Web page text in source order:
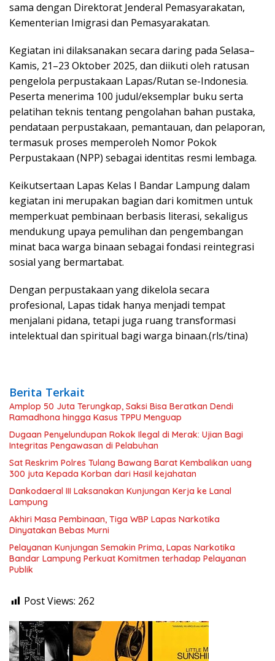
sama dengan Direktorat Jenderal Pemasyarakatan,
Kementerian Imigrasi dan Pemasyarakatan.
Kegiatan ini dilaksanakan secara daring pada Selasa–
Kamis, 21–23 Oktober 2025, dan diikuti oleh ratusan
pengelola perpustakaan Lapas/Rutan se-Indonesia.
Peserta menerima 100 judul/eksemplar buku serta
pelatihan teknis tentang pengolahan bahan pustaka,
pendataan perpustakaan, pemantauan, dan pelaporan,
termasuk proses memperoleh Nomor Pokok
Perpustakaan (NPP) sebagai identitas resmi lembaga.
Keikutsertaan Lapas Kelas I Bandar Lampung dalam
kegiatan ini merupakan bagian dari komitmen untuk
memperkuat pembinaan berbasis literasi, sekaligus
mendukung upaya pemulihan dan pengembangan
minat baca warga binaan sebagai fondasi reintegrasi
sosial yang bermartabat.
Dengan perpustakaan yang dikelola secara
profesional, Lapas tidak hanya menjadi tempat
menjalani pidana, tetapi juga ruang transformasi
intelektual dan spiritual bagi warga binaan.(rls/tina)
Berita Terkait
Amplop 50 Juta Terungkap, Saksi Bisa Beratkan Dendi
Ramadhona hingga Kasus TPPU Menguap
Dugaan Penyelundupan Rokok Ilegal di Merak: Ujian Bagi
Integritas Pengawasan di Pelabuhan
Sat Reskrim Polres Tulang Bawang Barat Kembalikan uang
300 juta Kepada Korban dari Hasil kejahatan
Dankodaeral III Laksanakan Kunjungan Kerja ke Lanal
Lampung
Akhiri Masa Pembinaan, Tiga WBP Lapas Narkotika
Dinyatakan Bebas Murni
Pelayanan Kunjungan Semakin Prima, Lapas Narkotika
Bandar Lampung Perkuat Komitmen terhadap Pelayanan
Publik
Post Views: 262